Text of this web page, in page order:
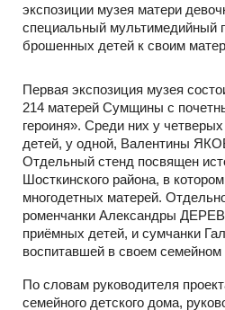
экспозиции музея матери
специальный мультимедийный
брошенных детей к своим
Первая экспозиция музея
214 матерей Сумщины с
героиня». Среди них у
детей, у одной, Валентины
Отдельный стенд посвящен
Шосткинского района, в
многодетных матерей.
роменчанки Александры
приёмных детей, и сумчанки
воспитавшей в своем
По словам руководителя
семейного детского дома,